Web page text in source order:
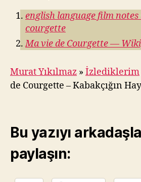
english language film notes
courgette
Ma vie de Courgette —
Murat Yıkılmaz » İzlediklerim
de Courgette – Kabakçığın
Bu yazıyı
paylaşın: